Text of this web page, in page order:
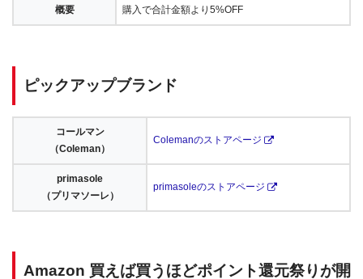
概要
購入で合計金額より5%OFF
ピックアップブランド
コールマン
（Coleman）
Colemanのストアページ
primasole
（プリマソーレ）
primasoleのストアページ
Amazon 買えば買うほどポイント還元祭りが開